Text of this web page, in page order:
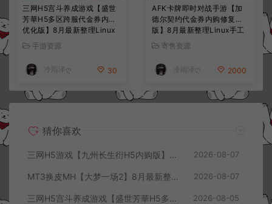
三网H5宫斗养成游戏【盛世
芳華H5多区跨服代金券内购
优化版】8月最新整理Linux
手工服务端+CDK授权后台
+全资源安卓+详细搭建教程
+视频教程
手游资源
冷雨泽ღ 30
AFK卡牌即时对战手游【加
德尔契约代金券内购修复
版】8月最新整理Linux手工
服务端+前后端全套源码+CD
K授权后台+安卓苹果双端
+详细搭建教程+视频教程
寄售资源
冷雨泽ღ 2000
猜你喜欢
三网H5游戏【九州长生衍H5内购版】8月最新整理Linux手工服务端+管理后台+GM授权后台+简易安卓客户端+详细搭建教程+视频教程 2026-08-07
MT3换皮MH【大梦一场2】8月最新整理Linux手工服务端+源码+管理后台+安卓苹果双端+详细搭建教程+视频教程 2026-08-07
三网H5宫斗养成游戏【盛世芳華H5多区跨服代金券内购优化版】8月最新整理Linux手工服务端+CDK授权后台+全资源安卓+详细搭建教程+视频教程 2026-08-05